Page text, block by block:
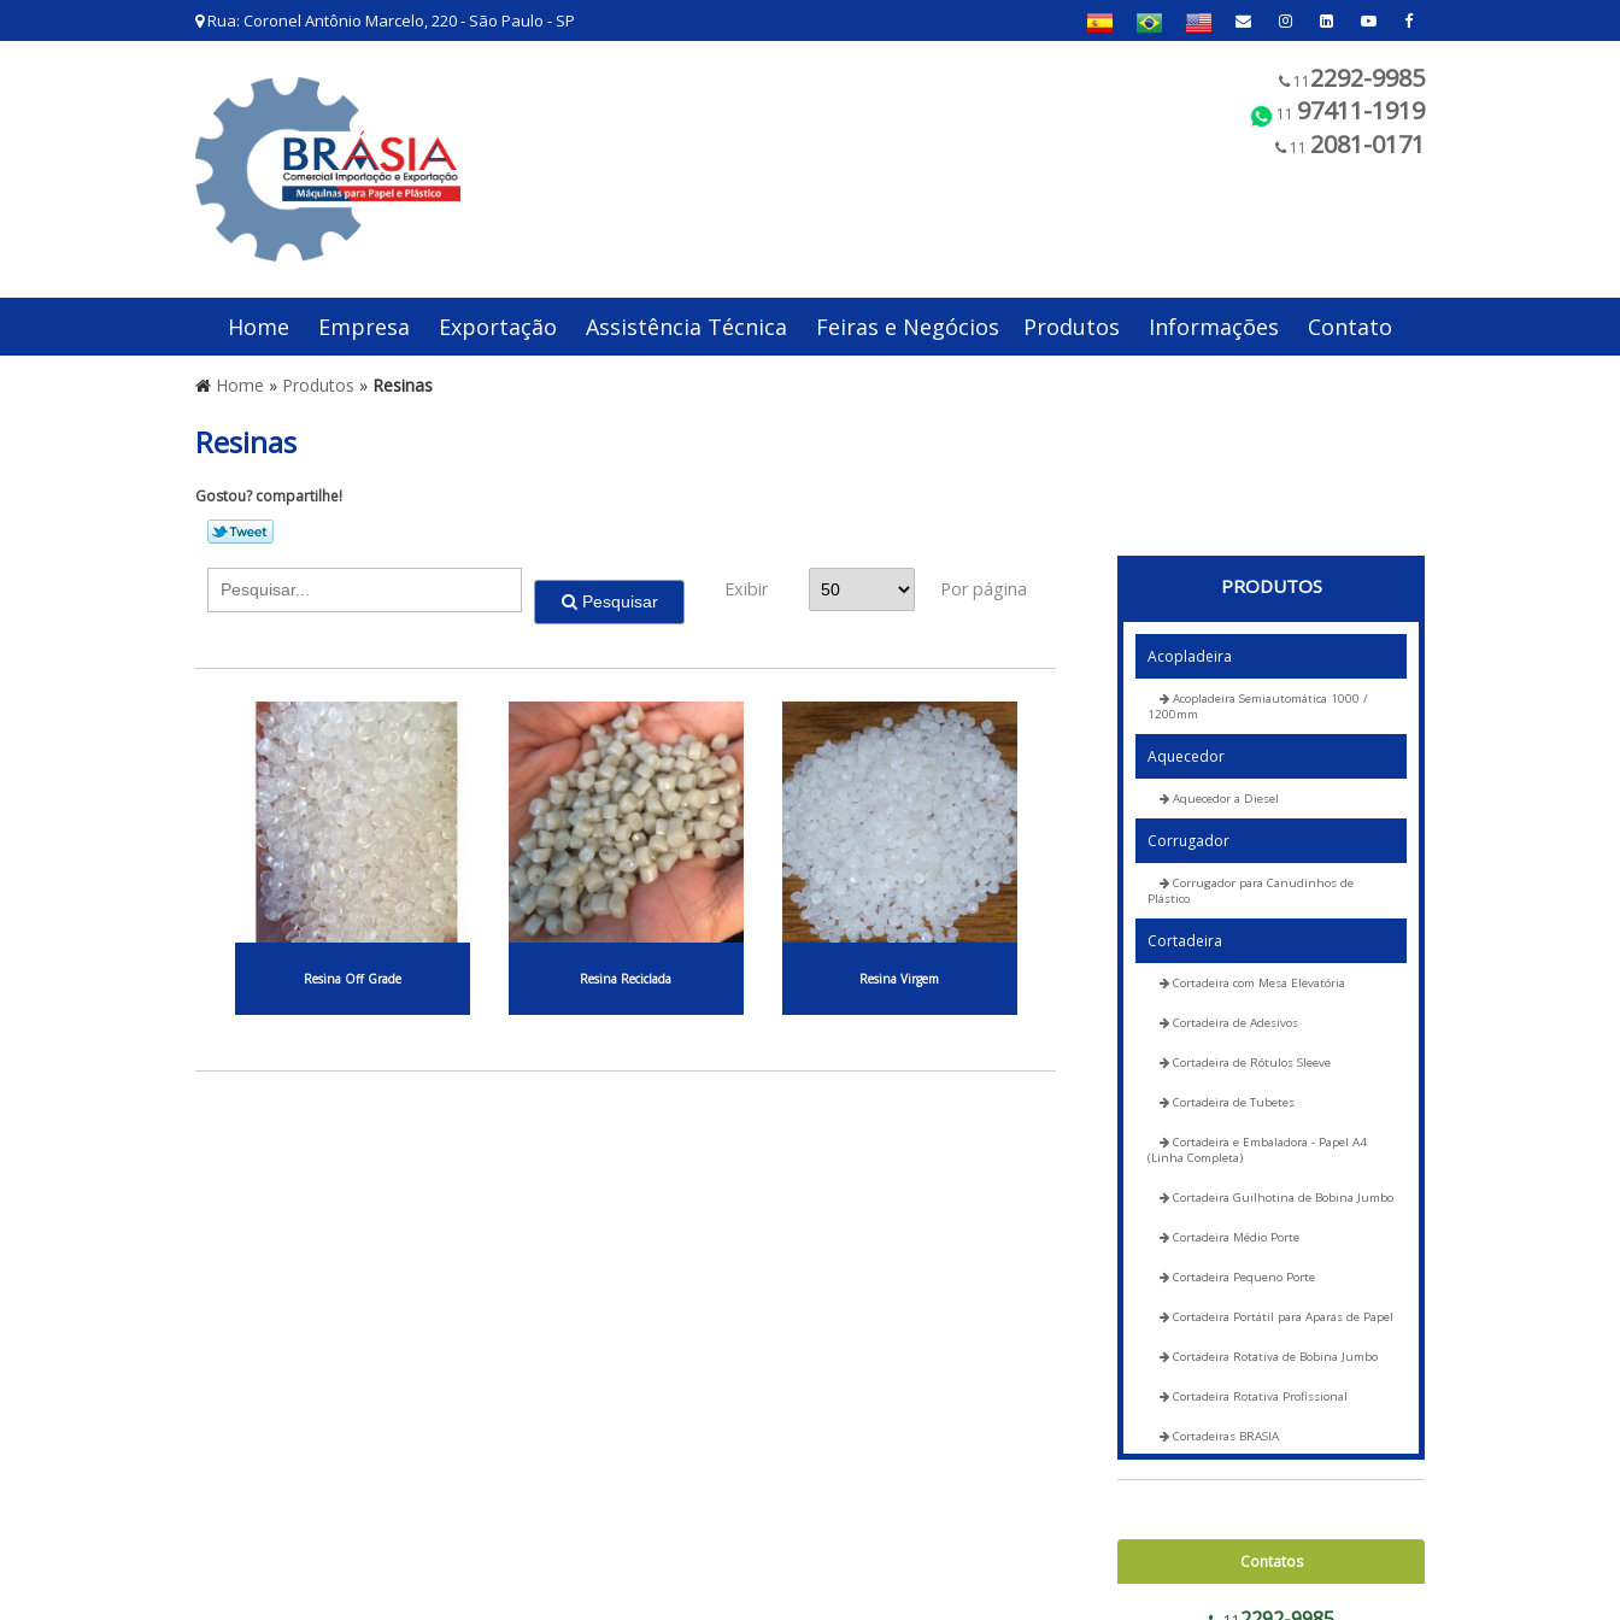
Rua: Coronel Antônio Marcelo, 220 - São Paulo - SP
11 2292-9985
11 97411-1919
11 2081-0171
Home Empresa Exportação Assistência Técnica Feiras e Negócios Produtos Informações Contato
Home » Produtos » Resinas
Resinas
Gostou? compartilhe!
Pesquisar
Exibir Por página
Resina Off Grade Resina Reciclada Resina Virgem
PRODUTOS
Acopladeira
Acopladeira Semiautomática 1000 /
1200mm
Aquecedor
Aquecedor a Diesel
Corrugador
Corrugador para Canudinhos de
Plástico
Cortadeira
Cortadeira com Mesa Elevatória
Cortadeira de Adesivos
Cortadeira de Rótulos Sleeve
Cortadeira de Tubetes
Cortadeira e Embaladora - Papel A4
(Linha Completa)
Cortadeira Guilhotina de Bobina Jumbo
Cortadeira Médio Porte
Cortadeira Pequeno Porte
Cortadeira Portátil para Aparas de Papel
Cortadeira Rotativa de Bobina Jumbo
Cortadeira Rotativa Profissional
Cortadeiras BRASIA
Corte e Soldas
Blocadora - Pista Dupla - 600 a 1200
Segurança, Sacos de Correios e Sacos para E-
Contatos